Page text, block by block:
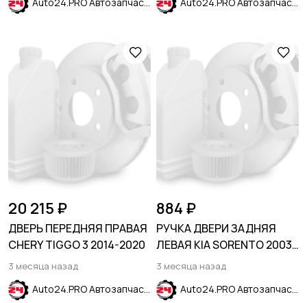
20 215 ₽
ДВЕРЬ ПЕРЕДНЯЯ ПРАВАЯ
CHERY TIGGO 3 2014-2020
3 месяца назад
Auto24.PRO Автозапчасти
884 ₽
РУЧКА ДВЕРИ ЗАДНЯЯ
ЛЕВАЯ KIA SORENTO 2003-
2009
3 месяца назад
Auto24.PRO Автозапчасти